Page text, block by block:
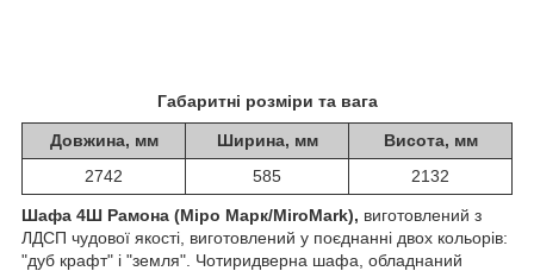
Габаритні розміри та вага
Довжина, мм Ширина, мм
Висота, мм
2742
585 2132
Шафа 4Ш Рамона (Міро Марк/MiroMark), виготовлений з
ЛДСП чудової якості, виготовлений у поєднанні двох кольорів:
"дуб крафт" і "земля". Чотиридверна шафа, обладнаний